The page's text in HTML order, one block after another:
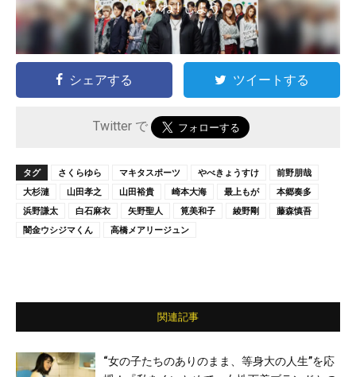
いいね ! しよう
シェアする ツイートする
Twitter で
タグ さくらゆら マキタスポーツ やべきょうすけ
前野朋哉
大杉漣
山田孝之 山田裕貴 崎本大海 最上もが
本郷奏多
浜野謙太
白石麻衣 矢野聖人 筧美和子 綾野剛
藤森慎吾
闇金ウシジマくん
高橋メアリージュン
関連記事
“女の子たちのありのまま、等身大の人生”を応